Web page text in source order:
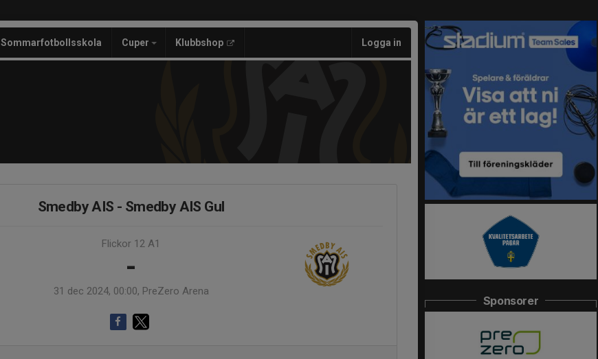
Sommarfotbollsskola Cuper Klubbshop Logga in
Smedby AIS - Smedby AIS Gul
Flickor 12 A1
-
31 dec 2024, 00:00, PreZero Arena
Sponsorer